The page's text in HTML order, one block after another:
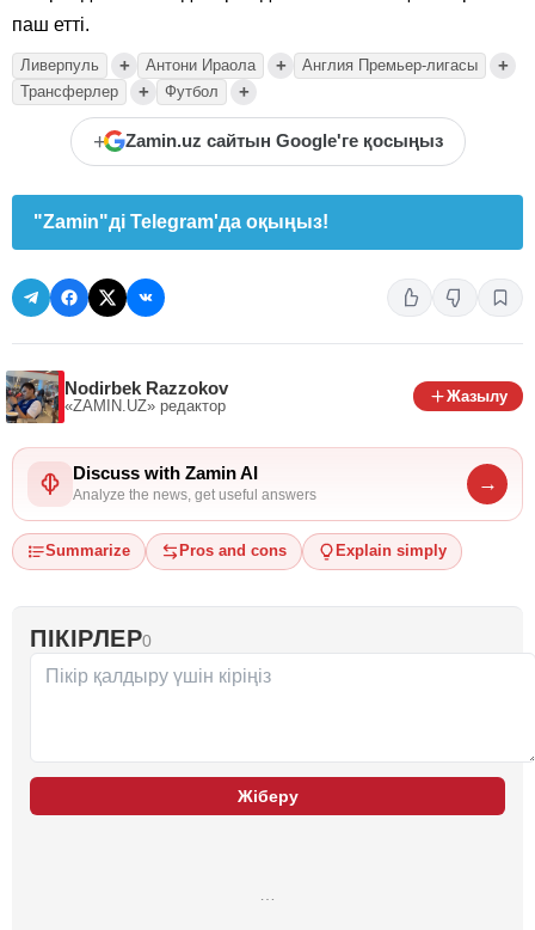
паш етті.
Ливерпуль + Антони Ираола + Англия Премьер-лигасы +
Трансферлер + Футбол +
+ Zamin.uz сайтын Google'ге қосыңыз
"Zamin"ді Telegram'да оқыңыз!
Nodirbek Razzokov
«ZAMIN.UZ» редактор
Жазылу
Discuss with Zamin AI
Analyze the news, get useful answers
→
Summarize Pros and cons Explain simply
ПІКІРЛЕР0
Жіберу